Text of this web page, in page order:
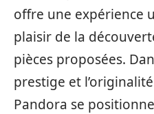
offre une expérience
plaisir de la
pièces proposées.
prestige et
Pandora se